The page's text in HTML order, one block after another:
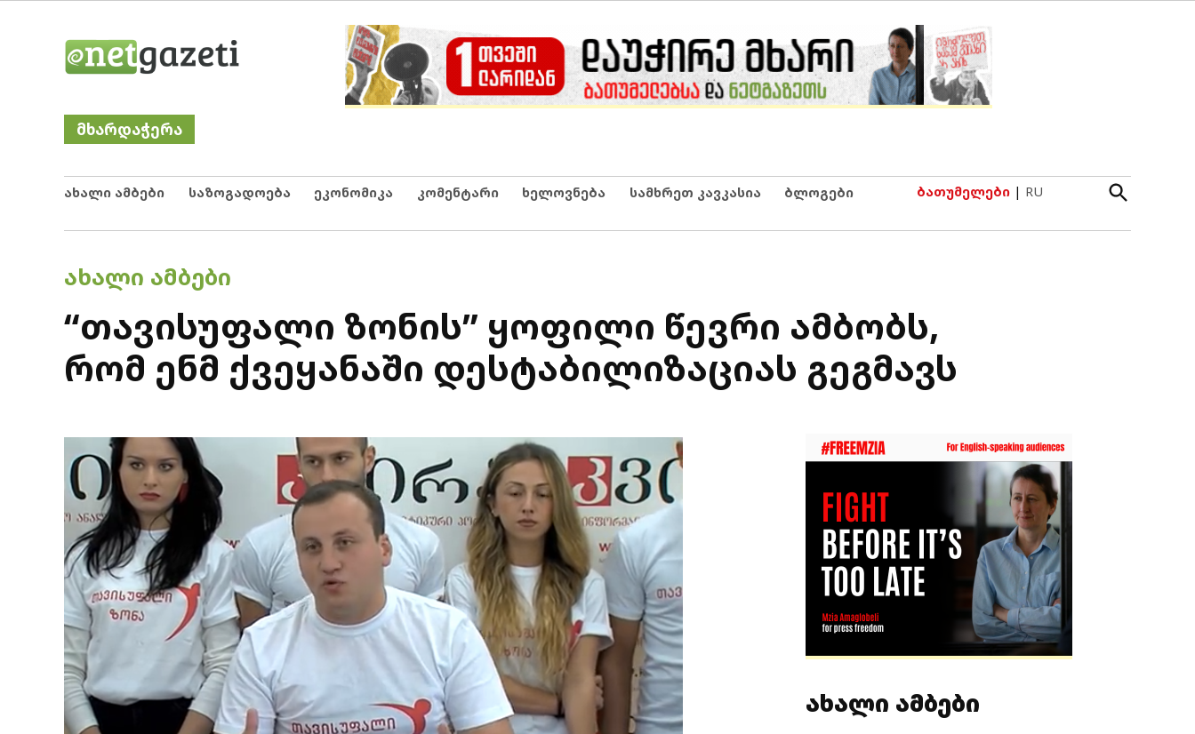
Netgazeti
მხარდაჭერა
ახალი ამბები საზოგადოება ეკონომიკა კომენტარი ხელოვნება სამხრეთ კავკასია ბლოგები ბათუმელები | RU
Open
Search
POSTED
ᲐᲮᲐᲚᲘ ᲐᲛᲑᲔᲑᲘ
“თავისუფალი ზონის” ყოფილი წევრი ამბობს,
რომ ენმ ქვეყანაში დესტაბილიზაციას გეგმავს
ახალი ამბები